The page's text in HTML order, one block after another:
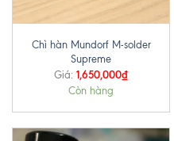
Chì hàn Mundorf M-solder
Supreme
Giá: 1,650,000₫
Còn hàng